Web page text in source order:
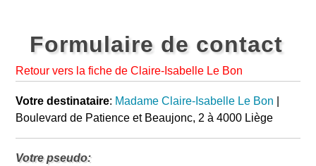
Formulaire de contact
Retour vers la fiche de Claire-Isabelle Le Bon
Votre destinataire: Madame Claire-Isabelle Le Bon
Boulevard de Patience et Beaujonc, 2 à 4000 Liège
Votre pseudo: